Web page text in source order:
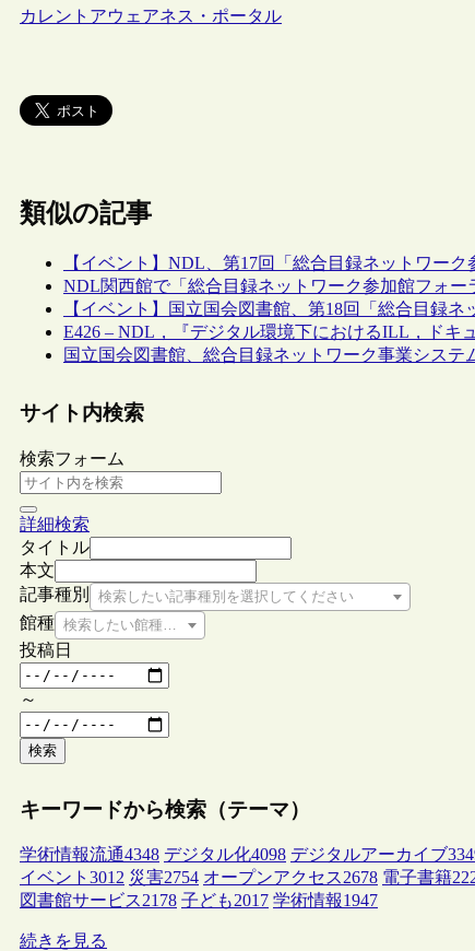
カレントアウェアネス・ポータル
類似の記事
【イベント】NDL、第17回「総合目録ネットワー
NDL関西館で「総合目録ネットワーク参加館フォー
【イベント】国立国会図書館、第18回「総合目録
E426 – NDL，『デジタル環境下におけるILL，ドキ
国立国会図書館、総合目録ネットワーク事業システ
サイト内検索
検索フォーム
詳細検索
タイトル
本文
記事種別
検索したい記事種別を選択してください
館種 検索したい館種を選択してください
投稿日
～
検索
キーワードから検索（テーマ）
学術情報流通4348 デジタル化4098 デジタルアーカイブ
イベント 3012 災害2754 オープンアクセス2678 電子書籍
図書館サービス2178 子ども2017 学術情報1947
続きを見る